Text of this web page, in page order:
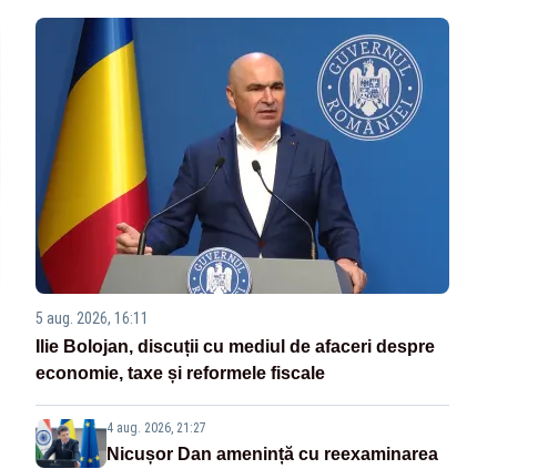
5 aug. 2026, 16:11
Ilie Bolojan, discuții cu mediul de afaceri despre
economie, taxe și reformele fiscale
4 aug. 2026, 21:27
Nicușor Dan amenință cu reexaminarea